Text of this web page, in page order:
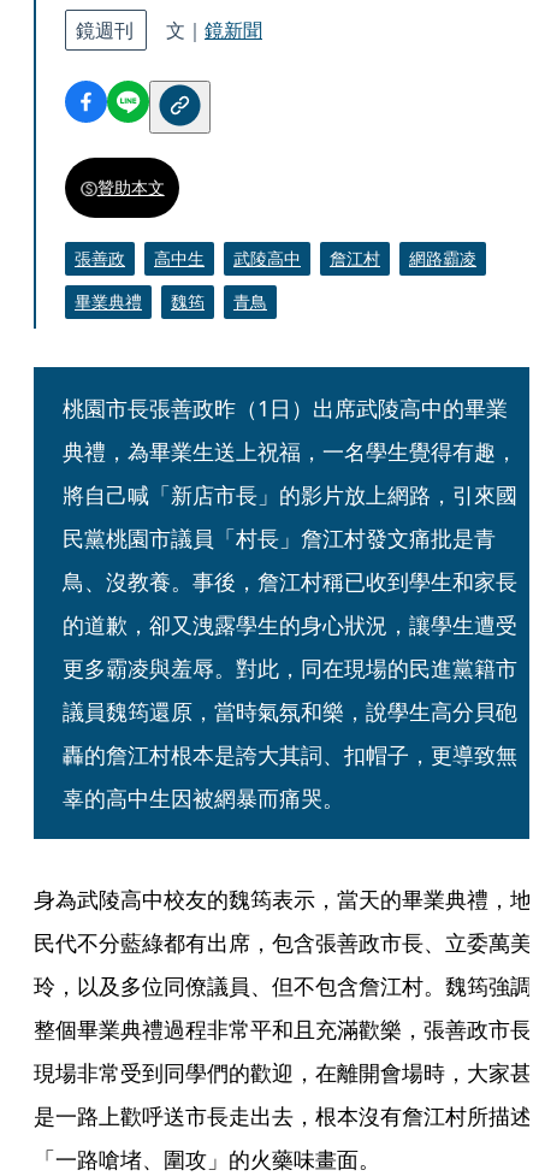
鏡週刊 文｜ 鏡新聞
贊助本文
張善政 高中生 武陵高中 詹江村
網路霸凌
畢業典禮
魏筠 青鳥
桃園市長張善政昨（1日）出席武陵高中的畢業
典禮，為畢業生送上祝福，一名學生覺得有趣，
將自己喊「新店市長」的影片放上網路，引來國
民黨桃園市議員「村長」詹江村發文痛批是青
鳥、沒教養。事後，詹江村稱已收到學生和家長
的道歉，卻又洩露學生的身心狀況，讓學生遭受
更多霸凌與羞辱。對此，同在現場的民進黨籍市
議員魏筠還原，當時氣氛和樂，說學生高分貝砲
轟的詹江村根本是誇大其詞、扣帽子，更導致無
辜的高中生因被網暴而痛哭。
身為武陵高中校友的魏筠表示，當天的畢業典禮，地
民代不分藍綠都有出席，包含張善政市長、立委萬美
玲，以及多位同僚議員、但不包含詹江村。魏筠強調
整個畢業典禮過程非常平和且充滿歡樂，張善政市長
現場非常受到同學們的歡迎，在離開會場時，大家甚
是一路上歡呼送市長走出去，根本沒有詹江村所描述
「一路嗆堵、圍攻」的火藥味畫面。